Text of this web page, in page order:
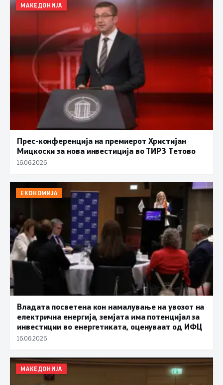
МАКЕДОНИЈА
Прес-конференција на премиерот Христијан
Мицкоски за нова инвестиција во ТИРЗ Тетово
16.06.2026
ЕКОНОМИЈА
Владата посветена кон намалување на увозот на
електрична енергија, земјата има потенцијал за
инвестиции во енергетиката, оценуваат од ИФЦ
16.06.2026
МАКЕДОНИЈА